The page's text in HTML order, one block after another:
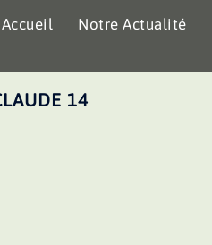
Accueil Notre Actualité
14